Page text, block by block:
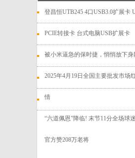
登昌恒UTB245 4口USB3.0扩展卡
PCIE转接卡 台式电脑USB扩展卡
被小米逼急的保时捷，悄悄放下身
2025年4月19日全国主要批发市场
情
“六道佩恩”降临! 末节11分全场球
官方赞208万老将